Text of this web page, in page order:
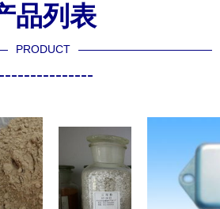
品列表
PRODUCT